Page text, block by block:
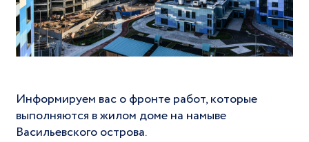
Информируем вас о фронте работ, которые
выполняются в жилом доме на намыве
Васильевского острова.